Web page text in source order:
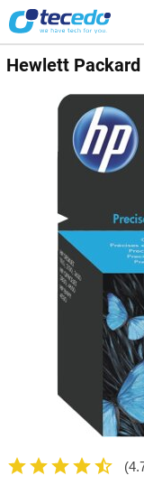
Hewlett Packard